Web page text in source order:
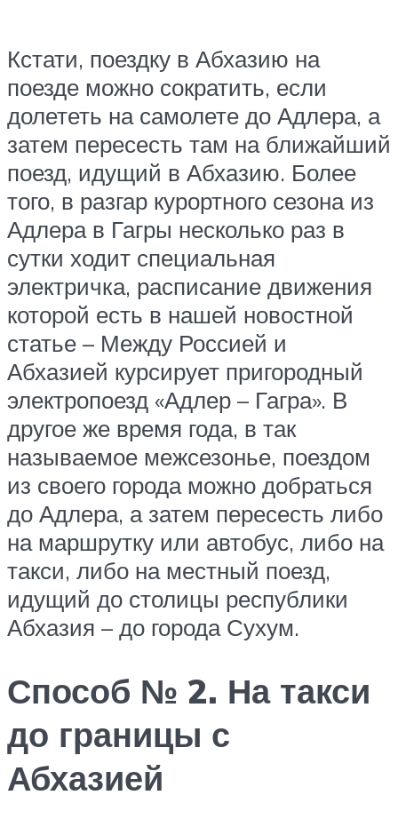
Кстати, поездку в Абхазию на
поезде можно сократить, если
долететь на самолете до Адлера, а
затем пересесть там на ближайший
поезд, идущий в Абхазию. Более
того, в разгар курортного сезона из
Адлера в Гагры несколько раз в
сутки ходит специальная
электричка, расписание движения
которой есть в нашей новостной
статье – Между Россией и
Абхазией курсирует пригородный
электропоезд «Адлер – Гагра». В
другое же время года, в так
называемое межсезонье, поездом
из своего города можно добраться
до Адлера, а затем пересесть либо
на маршрутку или автобус, либо на
такси, либо на местный поезд,
идущий до столицы республики
Абхазия – до города Сухум.
Способ № 2. На такси
до границы с
Абхазией